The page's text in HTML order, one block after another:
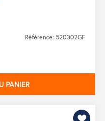
Référence: 520302GF
PANIER